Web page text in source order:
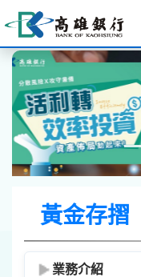
投資理財 黃金存摺
黃金存摺
業務介紹